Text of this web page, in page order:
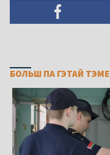
БОЛЬШ ПА ГЭТАЙ ТЭМЕ